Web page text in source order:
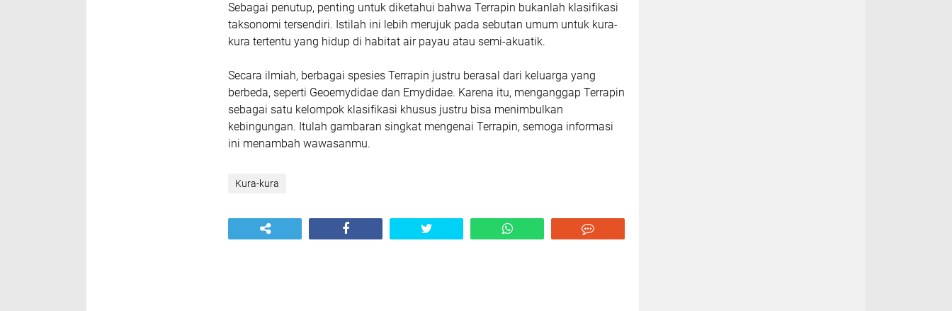
Sebagai penutup, penting untuk diketahui bahwa Terrapin bukanlah klasifikasi
taksonomi tersendiri. Istilah ini lebih merujuk pada sebutan umum untuk kura-
kura tertentu yang hidup di habitat air payau atau semi-akuatik.
Secara ilmiah, berbagai spesies Terrapin justru berasal dari keluarga yang
berbeda, seperti Geoemydidae dan Emydidae. Karena itu, menganggap Terrapin
sebagai satu kelompok klasifikasi khusus justru bisa menimbulkan
kebingungan. Itulah gambaran singkat mengenai Terrapin, semoga informasi
ini menambah wawasanmu.
Kura-kura